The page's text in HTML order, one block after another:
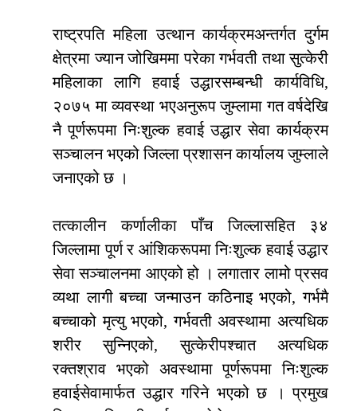
राष्ट्रपति महिला उत्थान कार्यक्रमअन्तर्गत दुर्गम
क्षेत्रमा ज्यान जोखिममा परेका गर्भवती तथा सुत्केरी
महिलाका लागि हवाई उद्धारसम्बन्धी कार्यविधि,
२०७५ मा व्यवस्था भएअनुरूप जुम्लामा गत वर्षदेखि
नै पूर्णरूपमा निःशुल्क हवाई उद्धार सेवा कार्यक्रम
सञ्चालन भएको जिल्ला प्रशासन कार्यालय जुम्लाले
जनाएको छ ।
तत्कालीन कर्णालीका पाँच जिल्लासहित ३४
जिल्लामा पूर्ण र आंशिकरूपमा निःशुल्क हवाई उद्धार
सेवा सञ्चालनमा आएको हो । लगातार लामो प्रसव
व्यथा लागी बच्चा जन्माउन कठिनाइ भएको, गर्भमै
बच्चाको मृत्यु भएको, गर्भवती अवस्थामा अत्यधिक
शरीर सुन्निएको, सुत्केरीपश्चात अत्यधिक
रक्तश्राव भएको अवस्थामा पूर्णरूपमा निःशुल्क
हवाईसेवामार्फत उद्धार गरिने भएको छ । प्रमुख